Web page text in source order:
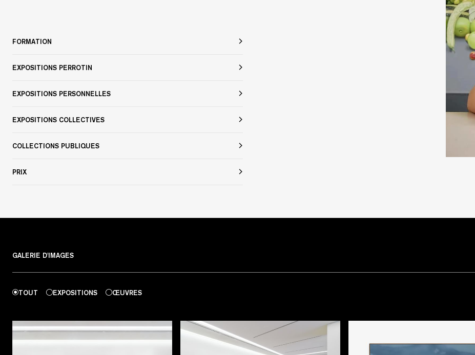
FORMATION
EXPOSITIONS PERROTIN
EXPOSITIONS PERSONNELLES
EXPOSITIONS COLLECTIVES
COLLECTIONS PUBLIQUES
PRIX
GALERIE D'IMAGES
TOUT EXPOSITIONS ŒUVRES